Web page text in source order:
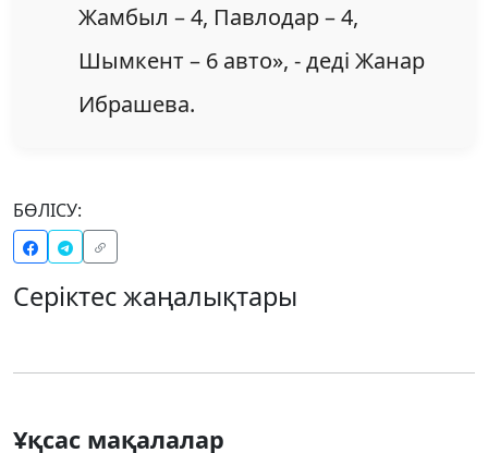
Жамбыл – 4, Павлодар – 4,
Шымкент – 6 авто», - деді Жанар
Ибрашева.
БӨЛІСУ:
Серіктес жаңалықтары
Ұқсас мақалалар